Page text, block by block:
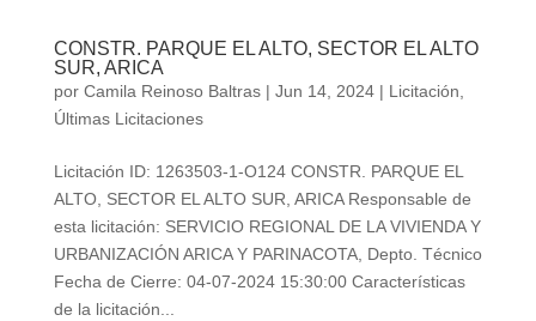
CONSTR. PARQUE EL ALTO, SECTOR EL ALTO
SUR, ARICA
por Camila Reinoso Baltras| Jun 14, 2024| Licitación
Últimas Licitaciones
Licitación ID: 1263503-1-O124 CONSTR. PARQUE EL
ALTO, SECTOR EL ALTO SUR, ARICA Responsable de
esta licitación: SERVICIO REGIONAL DE LA VIVIENDA Y
URBANIZACIÓN ARICA Y PARINACOTA, Depto. Técnico
Fecha de Cierre: 04-07-2024 15:30:00 Características
de la licitación...